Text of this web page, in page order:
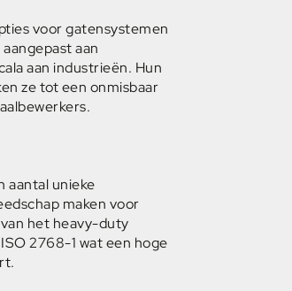
voor gatensystemen
aan
aan industrieën. Hun
ze tot een onmisbaar
aantal unieke
maken voor
het heavy-duty
2768-1 wat een hoge